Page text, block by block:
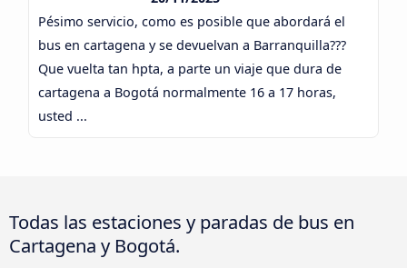
Pésimo servicio, como es posible que abordará el
bus en cartagena y se devuelvan a Barranquilla???
Que vuelta tan hpta, a parte un viaje que dura de
cartagena a Bogotá normalmente 16 a 17 horas,
usted ...
Todas las estaciones y paradas de bus en
Cartagena y Bogotá.